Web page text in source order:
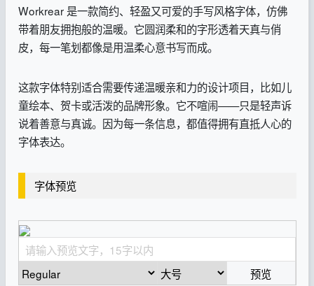
Workrear 是一款简约、轻盈又可爱的手写风格字体，仿佛
带着朋友拥抱般的温暖。它圆润柔和的字形透着天真与俏
皮，每一笔划都像是用温柔心意书写而成。
这款字体特别适合需要传递温暖亲和力的设计项目，比如儿
童绘本、贺卡或活泼的品牌形象。它不喧闹——只是轻声诉
说着善意与真诚。因为每一条信息，都值得拥有直抵人心的
字体表达。
字体预览
预览